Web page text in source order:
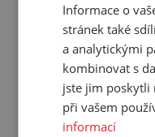
Barva:
Pracovní teplota:
Hmotnost:
Balení:
Informace o
stránek také
a analytickými
kombinovat s
jste jim poskytli
při vašem
informací